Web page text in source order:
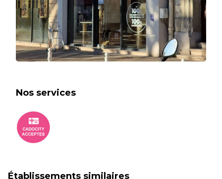
changer ça… et bien c’est possible !
Nos services
Établissements similaires